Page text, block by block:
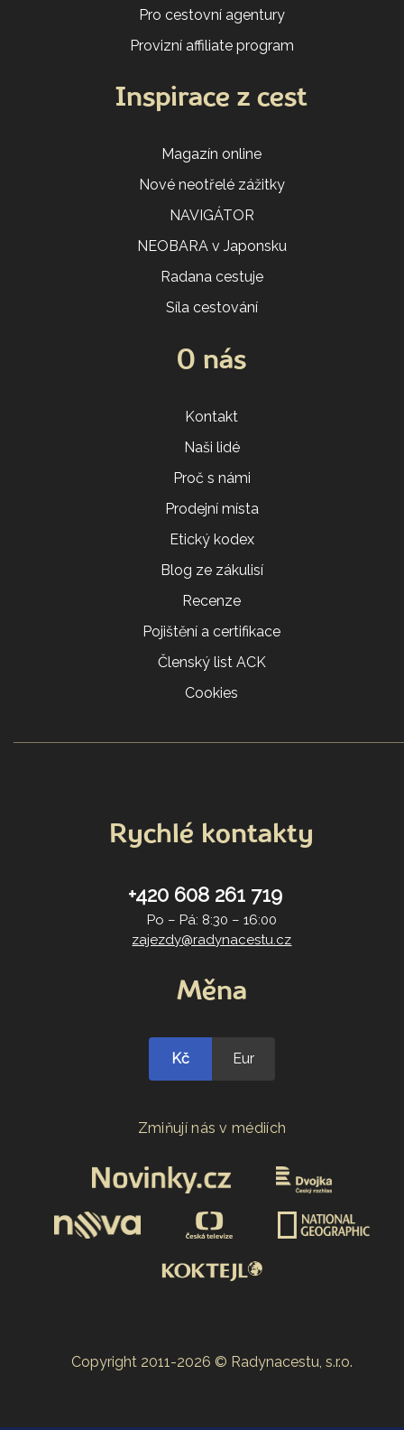
Pro cestovní agentury
Provizní affiliate program
Inspirace z cest
Magazín online
Nové neotřelé zážitky
NAVIGÁTOR
NEOBARA v Japonsku
Radana cestuje
Síla cestování
O nás
Kontakt
Naši lidé
Proč s námi
Prodejní místa
Etický kodex
Blog ze zákulisí
Recenze
Pojištění a certifikace
Členský list ACK
Cookies
Rychlé kontakty
+420 608 261 719
Po – Pá: 8:30 – 16:00
zajezdy@radynacestu.cz
Měna
Kč Eur
Zmiňují nás v médiích
Copyright 2011-2026 © Radynacestu, s.r.o.